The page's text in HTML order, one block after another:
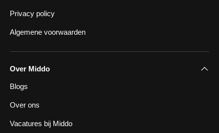
Privacy policy
Algemene voorwaarden
Over Middo
Blogs
Over ons
Vacatures bij Middo